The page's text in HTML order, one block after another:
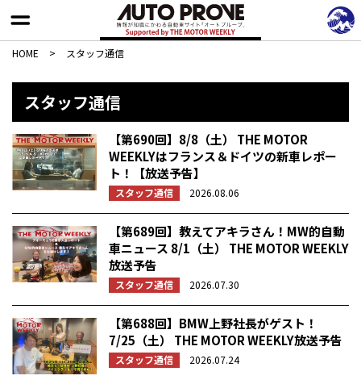
HOME > スタッフ通信
スタッフ通信
【第690回】8/8（土） THE MOTOR
WEEKLYはフランス＆ドイツの新車レポー
ト！【放送予告】
スタッフ通信 2026.08.06
【第689回】教えてアキラさん！MW的自動
車ニュース 8/1（土） THE MOTOR WEEKLY
放送予告
スタッフ通信 2026.07.30
【第688回】BMW上野社長がゲスト！
7/25（土） THE MOTOR WEEKLY放送予告
スタッフ通信 2026.07.24